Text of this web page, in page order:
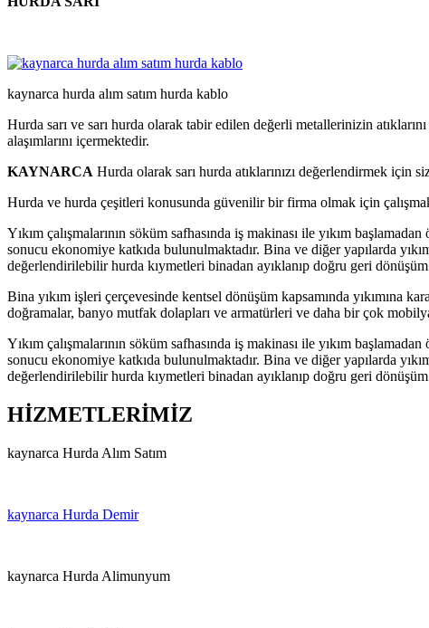
kaynarca hurda alım satım hurda kablo
Hurda sarı ve sarı hurda olarak tabir edilen değerli metallerinizin
alaşımlarını içermektedir.
KAYNARCA Hurda olarak sarı hurda atıklarınızı değerlendirmek için
Hurda ve hurda çeşitleri konusunda güvenilir bir firma olmak için
Yıkım çalışmalarının söküm safhasında iş makinası ile yıkım
sonucu ekonomiye katkıda bulunulmaktadır. Bina ve diğer yapılarda
değerlendirilebilir hurda kıymetleri binadan ayıklanıp doğru geri
Bina yıkım işleri çerçevesinde kentsel dönüşüm kapsamında yıkımına
doğramalar, banyo mutfak dolapları ve armatürleri ve daha bir çok
Yıkım çalışmalarının söküm safhasında iş makinası ile yıkım
sonucu ekonomiye katkıda bulunulmaktadır. Bina ve diğer yapılarda
değerlendirilebilir hurda kıymetleri binadan ayıklanıp doğru geri
HİZMETLERİMİZ
kaynarca Hurda Alım Satım
kaynarca Hurda Demir
kaynarca Hurda Alimunyum